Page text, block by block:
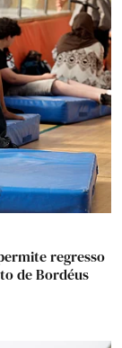
regresso
de Bordéus